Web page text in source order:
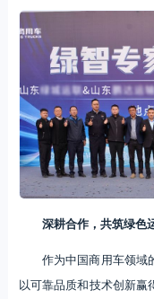
深耕合作，共筑绿色
作为中国商用车领域
以可靠品质和技术创新